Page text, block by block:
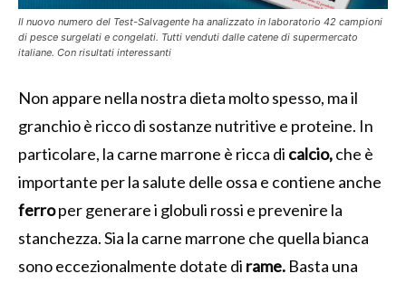
Il nuovo numero del Test-Salvagente ha analizzato in laboratorio 42 campioni
di pesce surgelati e congelati. Tutti venduti dalle catene di supermercato
italiane. Con risultati interessanti
Non appare nella nostra dieta molto spesso, ma il
granchio è ricco di sostanze nutritive e proteine. In
particolare, la carne marrone è ricca di calcio,che è
importante per la salute delle ossa e contiene anche
ferroper generare i globuli rossi e prevenire la
stanchezza. Sia la carne marrone che quella bianca
sono eccezionalmente dotate di rame. Basta una